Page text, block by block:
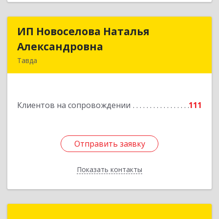
ИП Новоселова Наталья
Александровна
Тавда
Клиентов на сопровождении 111
Отправить заявку
Показать контакты
ИП Новоселова Наталья
Подробнее
Отправить заявку
Назад